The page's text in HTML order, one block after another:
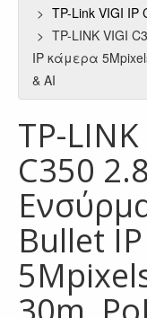
TP-Link VIGI IP
TP-LINK VIGI
IP κάμερα
& AI
TP-LINK
C350
Bullet